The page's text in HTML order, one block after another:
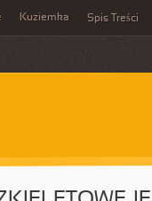
Kuziemka Spis Treści